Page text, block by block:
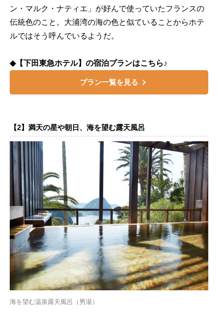
ン・マルク・ナティエ」が好んで使っていたフランスの
伝統色のこと。大浦湾の海の色と似ていることからホテ
ルではそう呼んでいるようだ。
◆【下田東急ホテル】の宿泊プランはこちら♪
プラン一覧を見る
【2】満天の星や朝日、海を望む露天風呂
海を望む温泉露天風呂（男湯）